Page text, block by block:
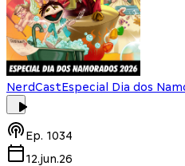
NerdCastEspecial Dia dos
Ep. 1034
12.jun.26